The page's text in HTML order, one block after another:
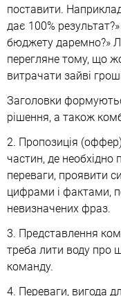
поставити.
дає 100%
бюджету даремно?»
перегляне тому, що
витрачати зайві
Заголовки
рішення, а також
2. Пропозиція
частин, де необхідно
переваги, проявити
цифрами і фактами,
невизначених фраз.
3. Представлення
треба лити воду про
команду.
4. Переваги, вигода